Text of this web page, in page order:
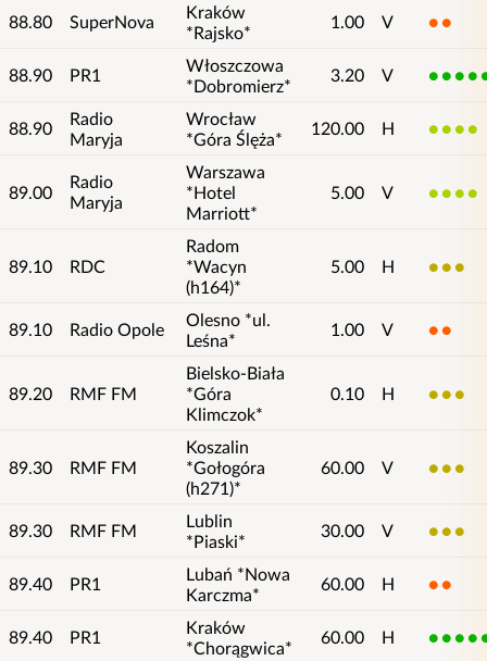
88.80 SuperNova
Kraków
*Rajsko*
1.00 V 2
88.90 PR1
Włoszczowa
*Dobromierz*
3.20 V 5
88.90
Radio
Maryja
Wrocław
*Góra Ślęża*
120.00 H 4
89.00
Radio
Maryja
Warszawa
*Hotel
Marriott*
5.00 V 4
89.10 RDC
Radom
*Wacyn
(h164)*
5.00 H 3
89.10 Radio Opole
Olesno *ul.
Leśna*
1.00 V 2
89.20 RMF FM
Bielsko-Biała
*Góra
Klimczok*
0.10 H 3
89.30 RMF FM
Koszalin
*Gołogóra
(h271)*
60.00 V 3
89.30 RMF FM
Lublin
*Piaski*
30.00 V 3
89.40 PR1
Lubań *Nowa
Karczma*
60.00 H 2
89.40 PR1
Kraków
*Chorągwica*
60.00 H 5